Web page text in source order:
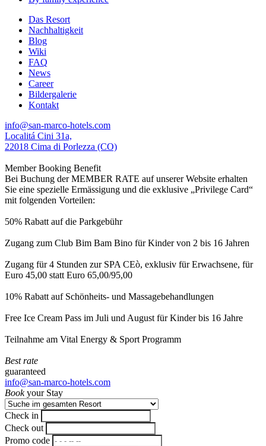
Das Resort
Nachhaltigkeit
Blog
Wiki
FAQ
News
Career
Bildergalerie
Kontakt
info@san-marco-hotels.com
Localitá Cini 31a,
22018 Cima di Porlezza (CO)
Member Booking Benefit
Bei Buchung der MEMBER RATE auf unserer Website erhalten
Sie eine spezielle Ermässigung und die exklusive „Privilege Card“
mit folgenden Vorteilen:
50% Rabatt auf die Parkgebühr
Zugang zum Club Bim Bam Bino für Kinder von 2 bis 16 Jahren
Zugang für 4 Stunden zur SPA CEò, exklusiv für Erwachsene, für
Euro 45,00 statt Euro 65,00/95,00
10% Rabatt auf Schönheits- und Massagebehandlungen
Free Ice Cream Pass im Juli und August für Kinder bis 16 Jahre
Teilnahme am Vital Energy & Sport Programm
Best rate
guaranteed
info@san-marco-hotels.com
Bookyour Stay
Check in
Check out
Promo code